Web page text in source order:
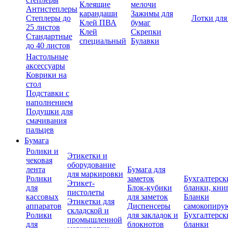
Антистеплеры
Степлеры до
25 листов
Стандартные
до 40 листов
Клеящие
карандаши
Клей ПВА
Клей
специальный
мелочи
Зажимы для
бумаг
Скрепки
Булавки
Лотки
Настольные
аксессуары
Коврики на
стол
Подставки с
наполнением
Подушки для
смачивания
пальцев
Бумага
Ролики и
чековая
лента
Ролики
для
кассовых
аппаратов
Ролики
для
Этикетки и
оборудование
для маркировки
Этикет-
пистолеты
Этикетки для
складской и
промышленной
Бумага для
заметок
Блок-кубики
для заметок
Диспенсеры
для закладок и
блокнотов
бланки,
Бланки
бланки